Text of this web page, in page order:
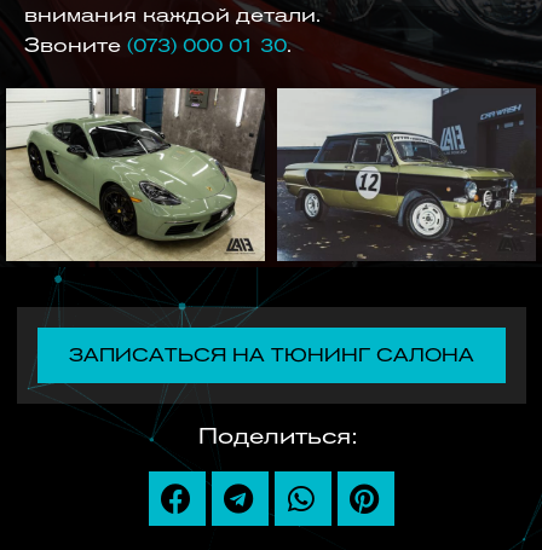
внимания каждой детали.
Звоните (073) 000 01 30.
ЗАПИСАТЬСЯ НА ТЮНИНГ САЛОНА
Поделиться: